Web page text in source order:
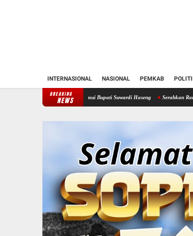
INTERNASIONAL NASIONAL PEMKAB
BREAKING
NEWS
Soppeng Temui Bupati Suwardi Haseng Serahkan Rancangan KUA-